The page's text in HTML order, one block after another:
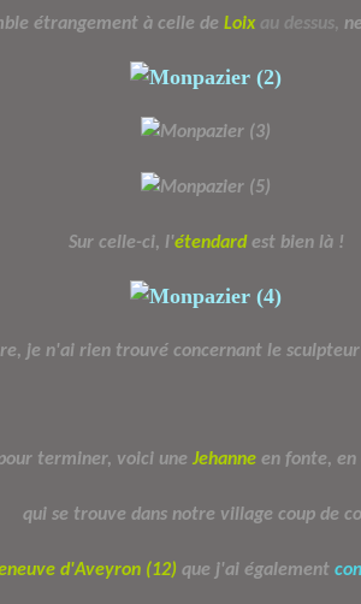
étrangement à celle de Loix au dessus,
Sur celle-ci, l'étendardest bien là !
je n'ai rien trouvé concernant le
terminer, voici une Jehanneen fonte, en
qui se trouve dans notre village coup de
d'Aveyron (12) que j'ai également